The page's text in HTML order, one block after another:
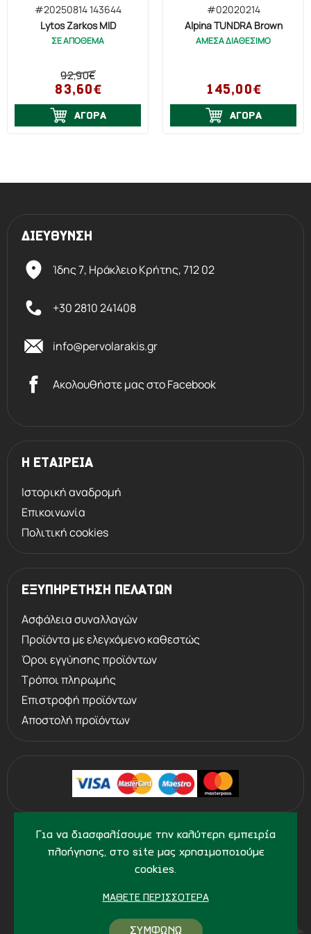
Για να διασφαλίσουμε την καλύτερη εμπειρία
πλοήγησης, στο site μας χρησιμοποιούμε
cookies.
ΜΆΘΕΤΕ ΠΕΡΙΣΣΌΤΕΡΑ
ΣΥΜΦΩΝΩ
την διαπνοή του άρβυλου.
#20250814 143644
Lytos Zarkos MID
ΣΕ ΑΠΟΘΕΜΑ
92,90€
83,60€
ΑΓΟΡΑ
#02020214
Alpina TUNDRA Brown
ΑΜΕΣΑ ΔΙΑΘΕΣΙΜΟ
145,00€
ΑΓΟΡΑ
ΔΙΕΥΘΥΝΣΗ
Ίδης 7, Ηράκλειο Kρήτης,712 02
+30 2810 241408
info@pervolarakis.gr
Ακολουθήστε μας στο Facebook
Η ΕΤΑΙΡΕΙΑ
Ιστορική αναδρομή
Επικοινωνία
Πολιτική cookies
ΕΞΥΠΗΡΕΤΗΣΗ ΠΕΛΑΤΩΝ
Ασφάλεια συναλλαγών
Προϊόντα με ελεγχόμενο καθεστώς
Όροι εγγύησης προϊόντων
Τρόποι πληρωμής
Επιστροφή προϊόντων
Αποστολή προϊόντων
© 2013 - 2026 PERVOLARAKIS.GR